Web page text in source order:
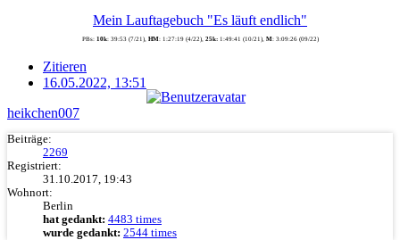
Mein Lauftagebuch "Es läuft endlich"
PBs: 10k: 39:53 (7/21), HM: 1:27:19 (4/22), 25k:1:49:41 (10/21), M: 3:09:26 (09/22)
Zitieren
16.05.2022, 13:51
heikchen007
Beiträge:
2269
Registriert:
31.10.2017, 19:43
Wohnort:
Berlin
hat gedankt: 4483 times
wurde gedankt: 2544 times